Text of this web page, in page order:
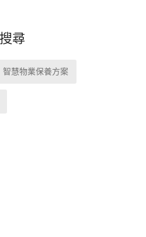
尋
智慧物業保養方案